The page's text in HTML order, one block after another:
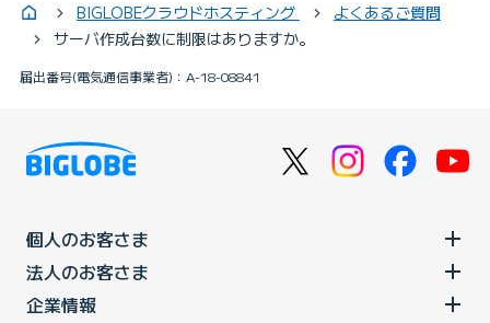
BIGLOBEクラウドホスティング
よくあるご質問
サーバ作成台数に制限はありますか。
届出番号(電気通信事業者)：A-18-08841
個人のお客さま
法人のお客さま
企業情報